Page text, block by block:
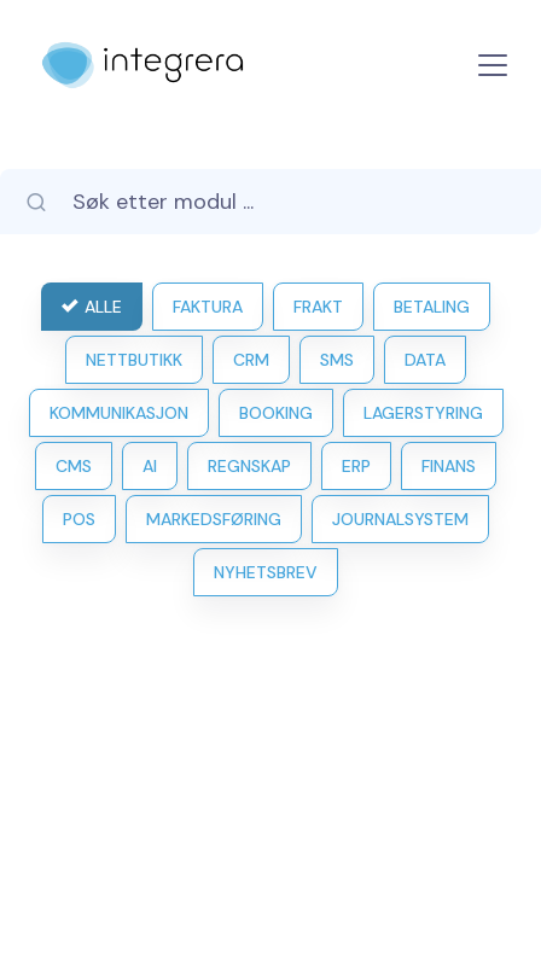
ALLE FAKTURA FRAKT BETALING
NETTBUTIKK CRM SMS DATA
KOMMUNIKASJON BOOKING LAGERSTYRING
CMS AI REGNSKAP ERP FINANS
POS MARKEDSFØRING JOURNALSYSTEM
NYHETSBREV